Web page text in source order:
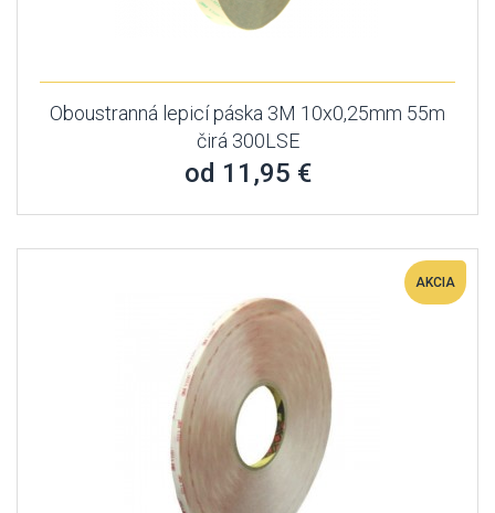
Oboustranná lepicí páska 3M 10x0,25mm 55m
čirá 300LSE
od 11,95 €
AKCIA